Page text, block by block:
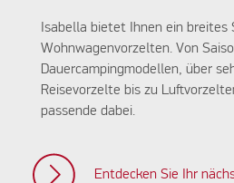
Isabella bietet Ihnen ein breites
Wohnwagenvorzelten. Von
Dauercampingmodellen, über
Reisevorzelte bis zu
passende dabei.
Entdecken Sie Ihr